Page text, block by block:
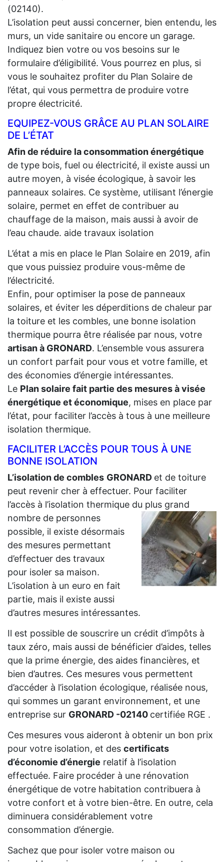
(02140).
L’isolation peut aussi concerner, bien entendu, les
murs, un vide sanitaire ou encore un garage.
Indiquez bien votre ou vos besoins sur le
formulaire d’éligibilité. Vous pourrez en plus, si
vous le souhaitez profiter du Plan Solaire de
l’état, qui vous permettra de produire votre
propre électricité.
EQUIPEZ-VOUS GRÂCE AU PLAN SOLAIRE
DE L’ÉTAT
Afin de réduire la consommation énergétique
de type bois, fuel ou électricité, il existe aussi un
autre moyen, à visée écologique, à savoir les
panneaux solaires. Ce système, utilisant l’énergie
solaire, permet en effet de contribuer au
chauffage de la maison, mais aussi à avoir de
l’eau chaude. aide travaux isolation
L’état a mis en place le Plan Solaire en 2019, afin
que vous puissiez produire vous-même de
l’électricité.
Enfin, pour optimiser la pose de panneaux
solaires, et éviter les déperditions de chaleur par
la toiture et les combles, une bonne isolation
thermique pourra être réalisée par nous, votre
artisan à GRONARD. L’ensemble vous assurera
un confort parfait pour vous et votre famille, et
des économies d’énergie intéressantes.
Le Plan solaire fait partie des mesures à visée
énergétique et économique, mises en place par
l’état, pour faciliter l’accès à tous à une meilleure
isolation thermique.
FACILITER L’ACCÈS POUR TOUS À UNE
BONNE ISOLATION
L’isolation de combles GRONARD et de toiture
peut revenir cher à effectuer. Pour faciliter
l’accès à l’isolation thermique du plus grand
nombre de personnes
possible, il existe désormais
des mesures permettant
d’effectuer des travaux
pour isoler sa maison.
L’isolation à un euro en fait
partie, mais il existe aussi
d’autres mesures intéressantes.
Il est possible de souscrire un crédit d’impôts à
taux zéro, mais aussi de bénéficier d’aides, telles
que la prime énergie, des aides financières, et
bien d’autres. Ces mesures vous permettent
d’accéder à l’isolation écologique, réalisée nous,
qui sommes un garant environnement, et une
entreprise sur GRONARD -02140 certifiée RGE .
Ces mesures vous aideront à obtenir un bon prix
pour votre isolation, et des certificats
d’économie d’énergie relatif à l’isolation
effectuée. Faire procéder à une rénovation
énergétique de votre habitation contribuera à
votre confort et à votre bien-être. En outre, cela
diminuera considérablement votre
consommation d’énergie.
Sachez que pour isoler votre maison ou